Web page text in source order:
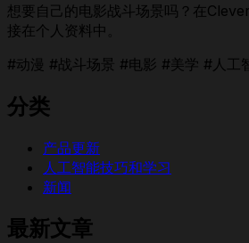
想要自己的电影战斗场景吗？在
接在个人资料中。
#动漫 #战斗场景 #电影 #美学 #人工
分类
产品更新
人工智能技巧和学习
新闻
最新文章